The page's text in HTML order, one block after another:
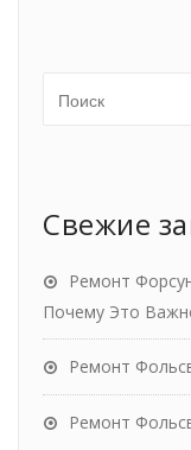
Свежие
Ремонт
Почему Это
Ремонт
Ремонт